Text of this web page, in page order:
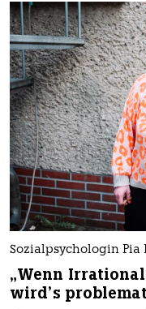
Sozialpsychologin Pia
„Wenn
wird’s